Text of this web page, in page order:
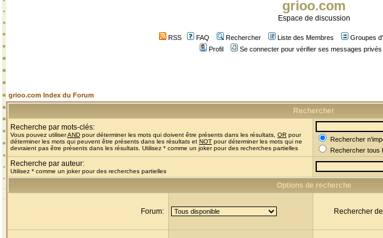
grioo.com
Espace de discussion
RSS FAQ Rechercher Liste des Membres Groupes
Profil
Se connecter pour vérifier ses messages privés
grioo.com Index du Forum
Rechercher
Recherche par mots-clés:
Vous pouvez utiliserAND pour déterminer les mots qui doivent être présents dans les résultats, OR pour
déterminer les mots qui peuvent être présents dans les résultats et NOT pour déterminer les mots qui ne
devraient pas être présents dans les résultats. Utilisez * comme un joker pour des recherches partielles
Rechercher
Rechercher tous
Recherche par auteur:
Utilisez * comme un joker pour des recherches partielles
Options de recherche
Forum: Rechercher